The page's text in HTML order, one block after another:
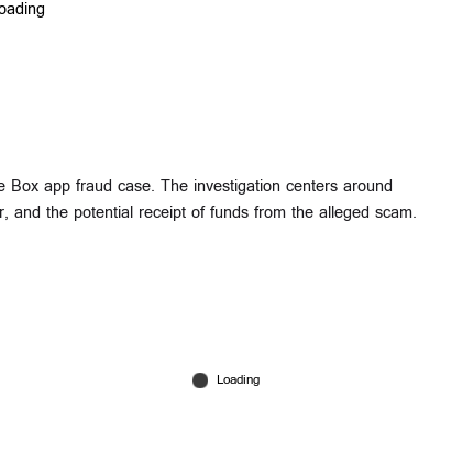
app fraud case. The investigation centers around
and the potential receipt of funds from the alleged scam.